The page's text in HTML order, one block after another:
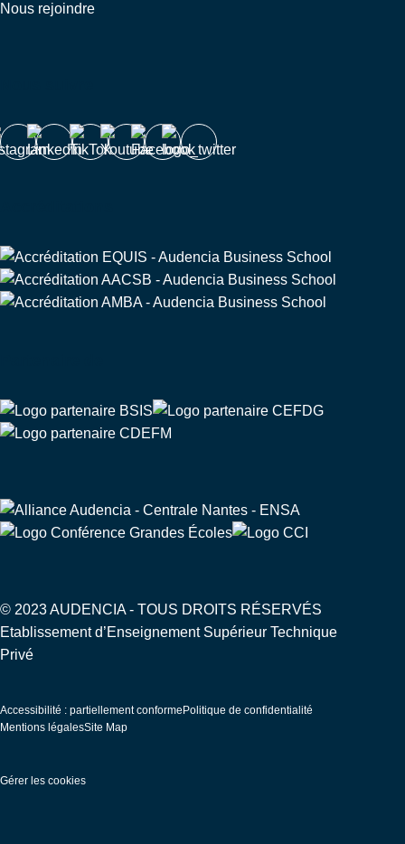
Nous rejoindre
© 2023 AUDENCIA - TOUS DROITS RÉSERVÉS
Etablissement d’Enseignement Supérieur Technique
Privé
Pied
de
Accessibilité : partiellement conforme Politique de confidentialité
Mentions légalesSite Map
Gérer les cookies